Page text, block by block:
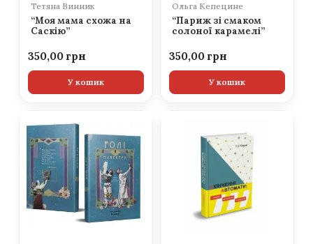
Тетяна Винник
“Моя мама схожа на
Саскію”
350,00
У кошик
Ольга Кепецине
“Париж зі смаком
солоної карамелі”
350,00
У кошик